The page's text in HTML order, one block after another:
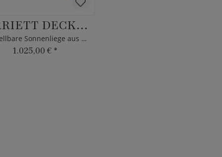
HARRIETT DECKCHAIR
Verstellbare Sonnenliege aus Teakholz
1.025,00 € *